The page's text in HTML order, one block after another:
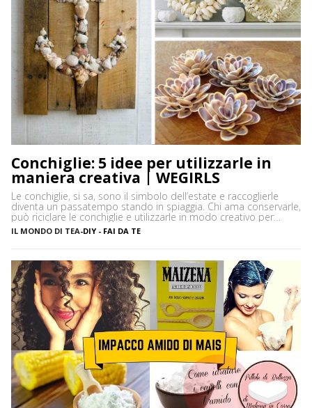
Conchiglie: 5 idee per utilizzarle in
maniera creativa | WEGIRLS
Le conchiglie, si sa, sono il simbolo dell’estate e raccoglierle
diventa un passatempo stando in spiaggia. Chi ama conservarle,
può riciclare le conchiglie e utilizzarle in modo creativo per
decorare oggetti fai da te, soprattutto per arredare la casa al
mare. Attenzione però, perché non tutte possono essere
IL MONDO DI TEA-DIY - FAI DA TE